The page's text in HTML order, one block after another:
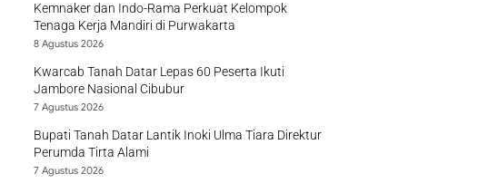
Kemnaker dan Indo-Rama Perkuat Kelompok
Tenaga Kerja Mandiri di Purwakarta
8 Agustus 2026
Kwarcab Tanah Datar Lepas 60 Peserta Ikuti
Jambore Nasional Cibubur
7 Agustus 2026
Bupati Tanah Datar Lantik Inoki Ulma Tiara Direktur
Perumda Tirta Alami
7 Agustus 2026